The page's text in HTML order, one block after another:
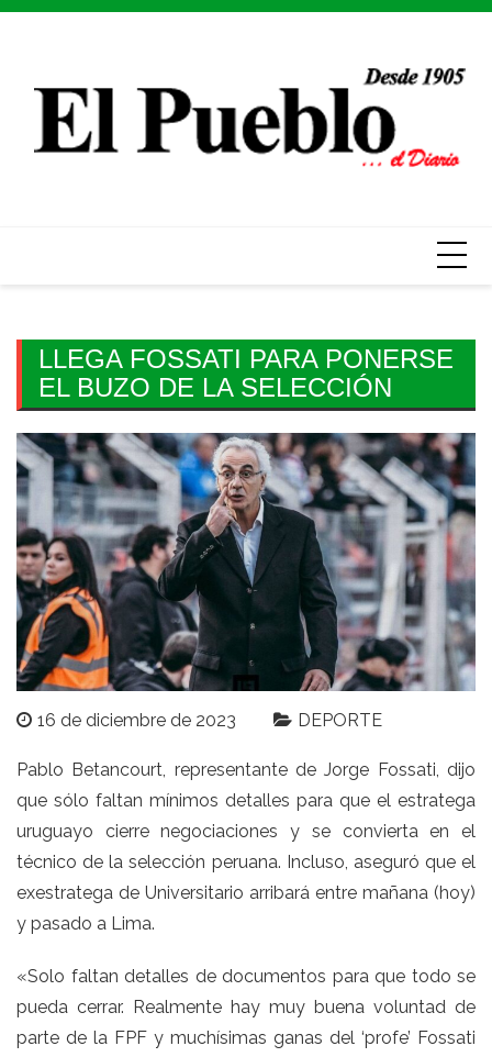
Skip
LLEGA FOSSATI PARA PONERSE
EL BUZO DE LA SELECCIÓN
16 de diciembre de 2023 DEPORTE
Pablo Betancourt, representante de Jorge Fossati, dijo
que sólo faltan mínimos detalles para que el estratega
uruguayo cierre negociaciones y se convierta en el
técnico de la selección peruana. Incluso, aseguró que el
exestratega de Universitario arribará entre mañana (hoy)
y pasado a Lima.
«Solo faltan detalles de documentos para que todo se
pueda cerrar. Realmente hay muy buena voluntad de
parte de la FPF y muchísimas ganas del ‘profe’ Fossati